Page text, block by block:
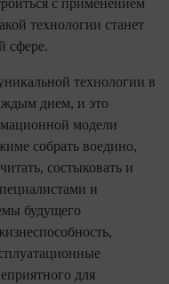
с применением
технологии станет
сфере.
технологии в
днем, и это
модели
собрать воедино,
состыковать и
и
будущего
для